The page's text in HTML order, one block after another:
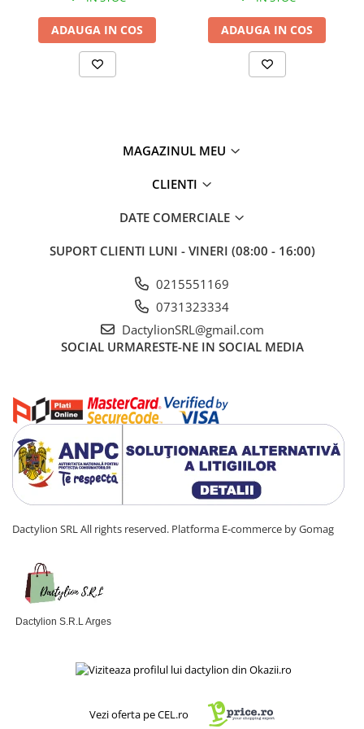
ADAUGA IN COS ADAUGA IN COS
MAGAZINUL MEU
CLIENTI
DATE COMERCIALE
SUPORT CLIENTI LUNI - VINERI (08:00 - 16:00)
0215551169
0731323334
DactylionSRL@gmail.com
SOCIAL URMARESTE-NE IN SOCIAL MEDIA
Dactylion SRL All rights reserved. Platforma E-commerce by Gomag
Dactylion S.R.L Arges
Vezi oferta pe CEL.ro